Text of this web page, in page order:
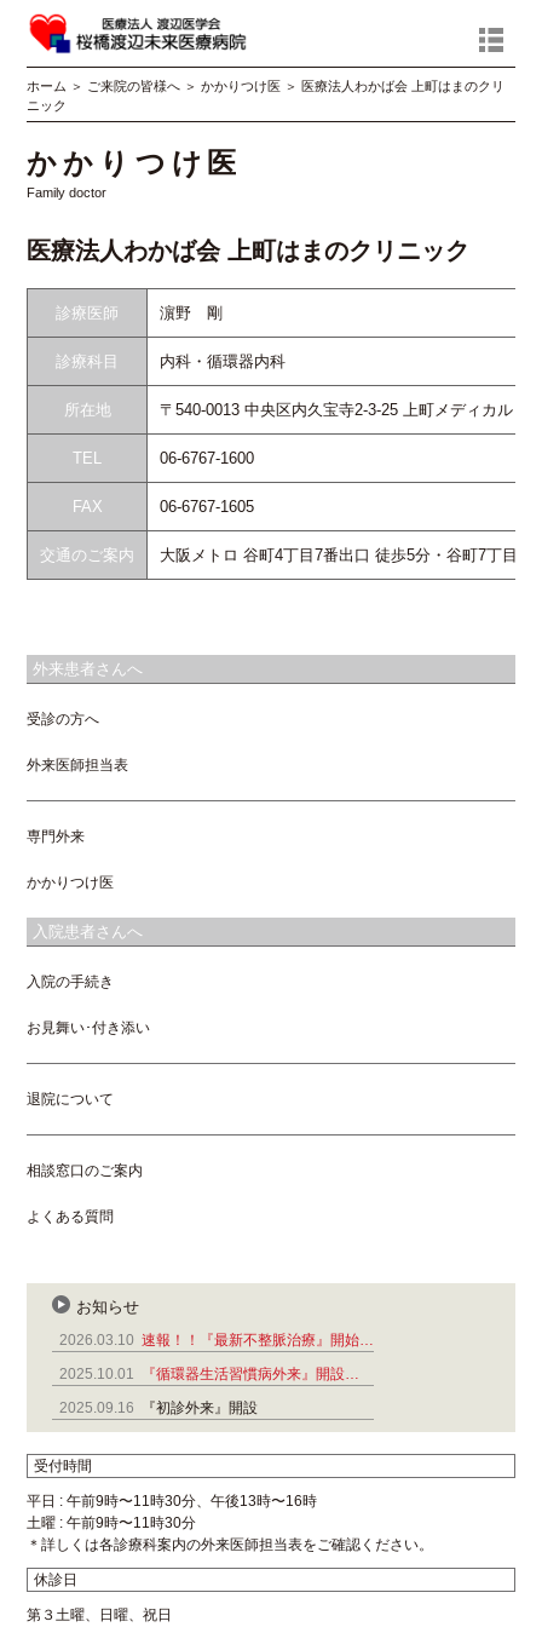
ホーム ＞ ご来院の皆様へ ＞かかりつけ医 ＞
医療法人わかば会 上町はまのクリ
ニック
かかりつけ医
Family doctor
医療法人わかば会 上町はまのクリニック
診療医師 濵野 剛
診療科目 内科・循環器内科
所在地 〒540-0013 中央区内久宝寺2-3-25 上町メディカル２F
TEL 06-6767-1600
FAX 06-6767-1605
交通のご案内 大阪メトロ 谷町4丁目7番出口 徒歩5分・谷町7丁目6
外来患者さんへ
受診の方へ
外来医師担当表
専門外来
かかりつけ医
入院患者さんへ
入院の手続き
お見舞い･付き添い
退院について
相談窓口のご案内
よくある質問
お知らせ
2026.03.10 速報！！『最新不整脈治療』開始…
2025.10.01
『循環器生活習慣病外来』開設…
2025.09.16
『初診外来』開設
受付時間
平日 : 午前9時〜11時30分、午後13時〜16時
土曜 : 午前9時〜11時30分
＊詳しくは各診療科案内の外来医師担当表をご確認ください。
休診日
第３土曜、日曜、祝日